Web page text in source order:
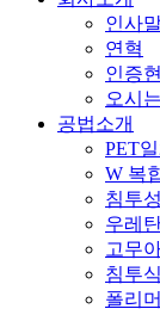
인사
연혁
인증
오시
공법소개
PET
W 복
침투
우레
고무
침투
폴리